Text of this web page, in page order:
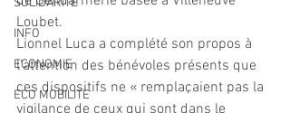
SOLIDARITÉ
INFO
ECONOMIE
ECO MOBILITE
Loubet.
Lionnel Luca a complété son propos à
l’attention des bénévoles présents que
ces dispositifs ne « remplaçaient pas la
vigilance de ceux qui sont dans le